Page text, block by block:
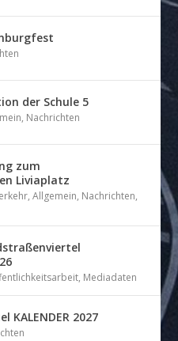
der Schule 5
, Nachrichten
zum
Liviaplatz
,Allgemein, Nachrichten,
, Mediadaten
KALENDER 2027